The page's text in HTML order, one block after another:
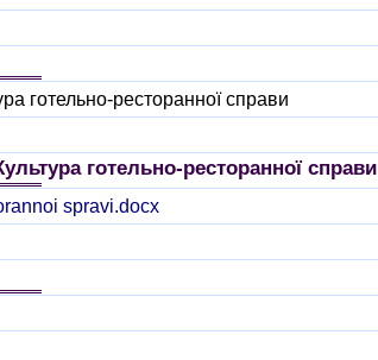
готельно-ресторанної справи
готельно-ресторанної справи
spravi.docx